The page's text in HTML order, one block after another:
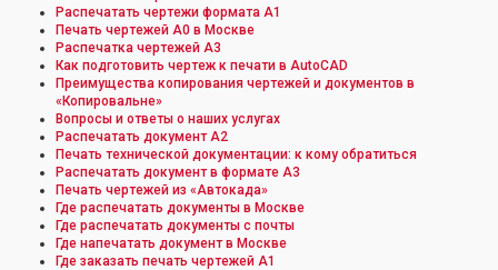
Распечатать чертежи формата А1
Печать чертежей А0 в Москве
Распечатка чертежей А3
Как подготовить чертеж к печати в AutoCAD
Преимущества копирования чертежей и документов в
«Копировальне»
Вопросы и ответы о наших услугах
Распечатать документ А2
Печать технической документации: к кому обратиться
Распечатать документ в формате А3
Печать чертежей из «Автокада»
Где распечатать документы в Москве
Где распечатать документы с почты
Где напечатать документ в Москве
Где заказать печать чертежей А1